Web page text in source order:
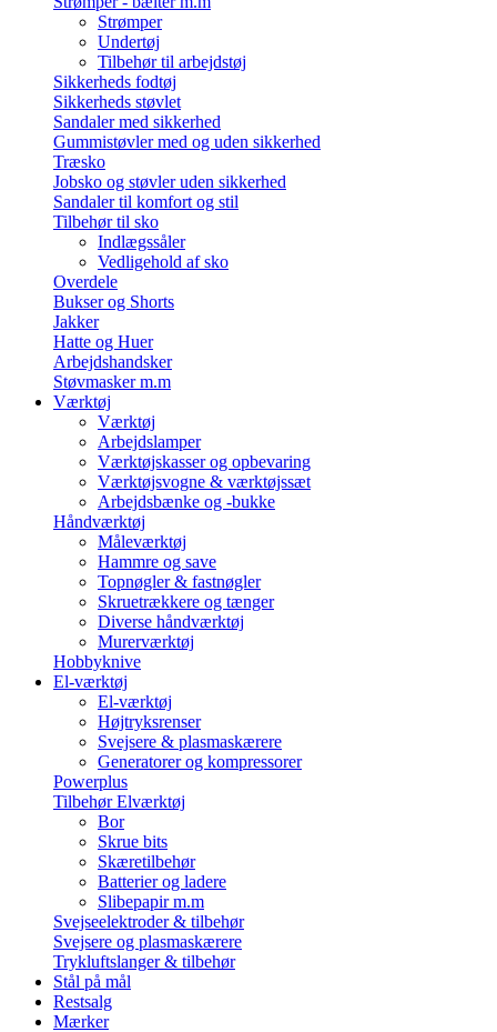
Strømper
Undertøj
Tilbehør til arbejdstøj
Sikkerheds fodtøj
Sikkerheds støvlet
Sandaler med sikkerhed
Gummistøvler med og uden sikkerhed
Træsko
Jobsko og støvler uden sikkerhed
Sandaler til komfort og stil
Tilbehør til sko
Indlægssåler
Vedligehold af sko
Overdele
Bukser og Shorts
Jakker
Hatte og Huer
Arbejdshandsker
Støvmasker m.m
Værktøj
Værktøj
Arbejdslamper
Værktøjskasser og opbevaring
Værktøjsvogne & værktøjssæt
Arbejdsbænke og -bukke
Håndværktøj
Måleværktøj
Hammre og save
Topnøgler & fastnøgler
Skruetrækkere og tænger
Diverse håndværktøj
Murerværktøj
Hobbyknive
El-værktøj
El-værktøj
Højtryksrenser
Svejsere & plasmaskærere
Generatorer og kompressorer
Powerplus
Tilbehør Elværktøj
Bor
Skrue bits
Skæretilbehør
Batterier og ladere
Slibepapir m.m
Svejseelektroder & tilbehør
Svejsere og plasmaskærere
Trykluftslanger & tilbehør
Stål på mål
Restsalg
Mærker